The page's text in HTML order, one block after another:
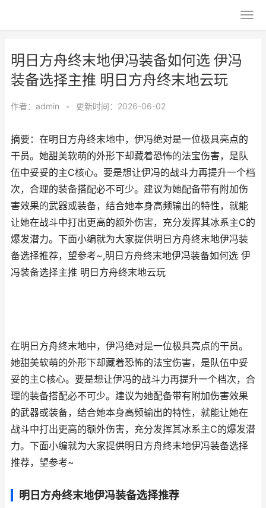
明日方舟终末地伊冯装备如何选 伊冯
装备选择主推 明日方舟终末地云玩
作者： admin • 更新时间：2026-06-02
摘要：在明日方舟终末地中，伊冯绝对是一位极具亮点的
干员。她甜美软萌的外形下却藏着恐怖的法宝伤害，是队
伍中妥妥的主C核心。要是想让伊冯的战斗力再提升一个档
次，合理的装备搭配必不可少。建议为她配备带有附加伤
害效果的武器或装备，结合她本身高频输出的特性，就能
让她在战斗中打出更高的额外伤害，充分发挥其冰系主C的
爆发潜力。下面小编就为大家提供明日方舟终末地伊冯装
备选择推荐，望参考~,明日方舟终末地伊冯装备如何选 伊
冯装备选择主推 明日方舟终末地云玩
在明日方舟终末地中，伊冯绝对是一位极具亮点的干员。
她甜美软萌的外形下却藏着恐怖的法宝伤害，是队伍中妥
妥的主C核心。要是想让伊冯的战斗力再提升一个档次，合
理的装备搭配必不可少。建议为她配备带有附加伤害效果
的武器或装备，结合她本身高频输出的特性，就能让她在
战斗中打出更高的额外伤害，充分发挥其冰系主C的爆发潜
力。下面小编就为大家提供明日方舟终末地伊冯装备选择
推荐，望参考~
明日方舟终末地伊冯装备选择推荐